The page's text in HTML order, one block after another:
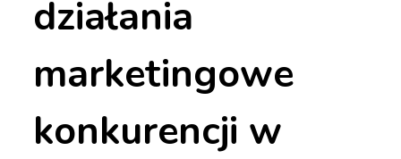
działania
marketingowe
konkurencji w